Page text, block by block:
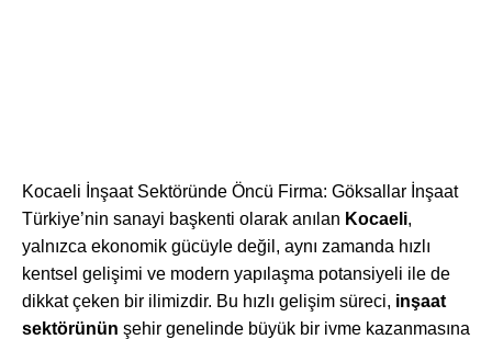
Kocaeli İnşaat Sektöründe Öncü Firma: Göksallar İnşaat
Türkiye’nin sanayi başkenti olarak anılan Kocaeli,
yalnızca ekonomik gücüyle değil, aynı zamanda hızlı
kentsel gelişimi ve modern yapılaşma potansiyeli ile de
dikkat çeken bir ilimizdir. Bu hızlı gelişim süreci, inşaat
sektörünün şehir genelinde büyük bir ivme kazanmasına